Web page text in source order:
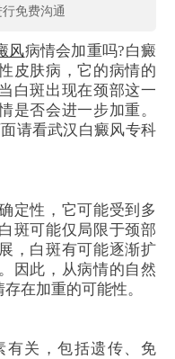
行免费沟通
风病情会加重吗?白癜
皮肤病，它的病情的
白斑出现在颈部这一
是否会进一步加重。
请看武汉白癜风专科
性，它可能受到多
斑可能仅局限于颈部
，白斑有可能逐渐扩
因此，从病情的自然
在加重的可能性。
关，包括遗传、免